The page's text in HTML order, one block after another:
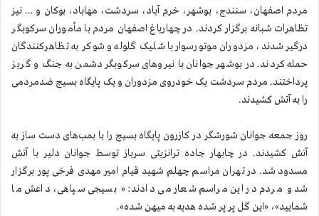
مردم اصفهان، سنندج، بوشهر، خرم آباد، سردشت، مهاباد، بوكان و … نیز
تظاهرات شبانه برگزار کردند. در چهارباغ اصفهان مردم با مأموران سرکوبگر
درگیر شدند، مزدوران موتورسوار با شلیک گلوله و شوکر به تظاهرکنندگان
حمله کردند. در بوشهر جوانان با نیروهای سرکوبگر دشمن به جنگ و گریز
پرداختند. مردم سردشت یک خودروی مزدوران و یک پایگاه بسیج ضدمردمی
را به آتش کشیدند.
روز جمعه جوانان شورشگر در کازرون پایگاه بسیج را با بمب‌های دست ساز به
آتش کشیدند. در چابهار جاده ترانزیتی سرباز توسط جوانان دلیر با آتش
مسدود شد. در تهران مراسم چهلم شهید قیام امير مهدی فرخی پور برگزار
شد و مردم در این مراسم شعار می دادند: « بسیجی سپاهی، داعش ما
شمایید»، «این گل پر پر شده هدیه به میهن شده».